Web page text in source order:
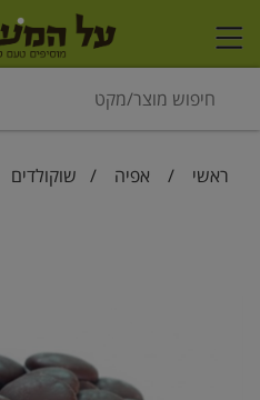
ראשי / אפיה / שוקולדים